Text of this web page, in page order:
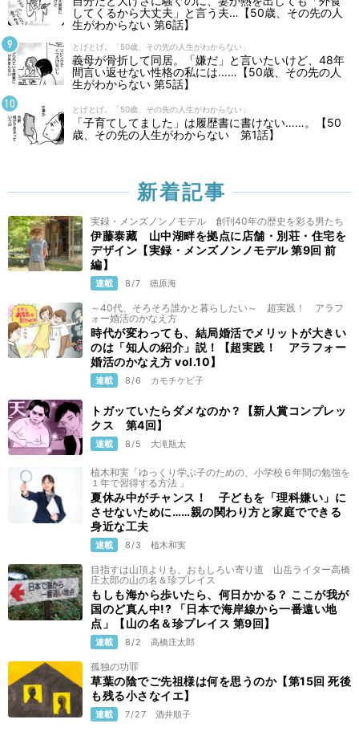
してくるから大丈夫」と言う夫…【50歳、その先の人
生がわからない 第6話】
とげとげ。「50歳、その先の人生がわからない」
義母が骨折して同居。「嫌だ」と言いたいけど、48年
間言い返せない性格の私には……【50歳、その先の人
生がわからない 第5話】
とげとげ。「50歳、その先の人生がわからない」
「子育てしてました」は履歴書に書けない……。【50
歳、その先の人生がわからない 第1話】
新着記事
実録・メンズノンノモデル 創刊40年の歴史を彩る男たち
伊藤泰藏 山中湖畔を拠点に店舗・別荘・住宅を
デザイン【実録・メンズノンノモデル 第9回 前
編】
連載 8/7 徳原海
～40代、そろそろ誰かと暮らしたい～ 超実践！ アラフ
ォー婚活のかなえ方
時代が変わっても、結局婚活でメリットが大きい
のは「知人の紹介」説！【超実践！ アラフォー
婚活のかなえ方 vol.10】
連載 8/6 カモチケビ子
トガッていたらダメなのか？【新人賞コンプレッ
クス 第4回】
連載 8/5 大滝瓶太
植木和実「ゆっくり学ぶ子のための、小学校６年間の勉強を
１年で習得する方法 」
夏休み中がチャンス！ 子どもを「理科嫌い」に
させないために……親の関わり方と家庭でできる
身近な工夫
連載 8/3 植木和実
目指すは山頂よりも、おもしろい寄り道 山岳ライター高橋
庄太郎の山の名＆珍プレイス
もしも海から歩いたら、何日かかる？ ここが我が
国のど真ん中!? 「日本で海岸線から一番遠い地
点」【山の名＆珍プレイス 第9回】
連載 8/2 高橋庄太郎
孤独の功罪
草葉の陰でご先祖様は何を思うのか【第15回 死後
も残る小さなイエ】
連載 7/27 酒井順子